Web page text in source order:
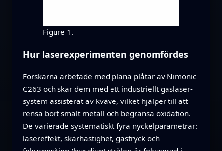
Figure 1.
Hur laserexperimenten genomfördes
Forskarna arbetade med plana plåtar av Nimonic
C263 och skar dem med ett industriellt gaslaser­
system assisterat av kväve, vilket hjälper till att
rensa bort smält metall och begränsa oxidation.
De varierade systematiskt fyra nyckelparametrar:
laser­effekt, skärhastighet, gastryck och